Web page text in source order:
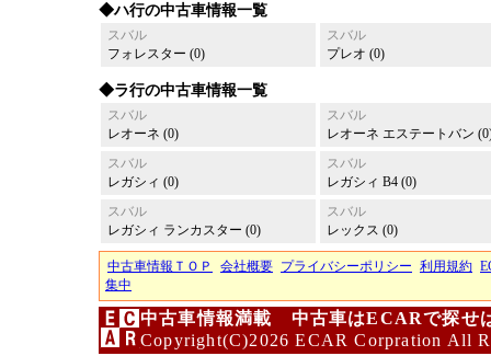
◆ハ行の中古車情報一覧
スバル
フォレスター (0)
スバル
プレオ (0)
◆ラ行の中古車情報一覧
スバル
レオーネ (0)
スバル
レオーネ エステートバン
スバル
レガシィ (0)
スバル
レガシィ B4 (0)
スバル
レガシィ ランカスター (0)
スバル
レックス (0)
中古車情報ＴＯＰ 会社概要 プライバシーポリシー 利用規約
集中
中古車情報満載 中古車はECARで探せ
Copyright(C)2026 ECAR Corpration All